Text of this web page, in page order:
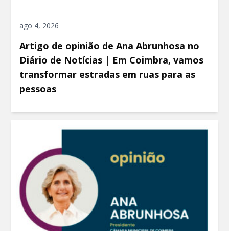
ago 4, 2026
Artigo de opinião de Ana Abrunhosa no
Diário de Notícias | Em Coimbra, vamos
transformar estradas em ruas para as
pessoas